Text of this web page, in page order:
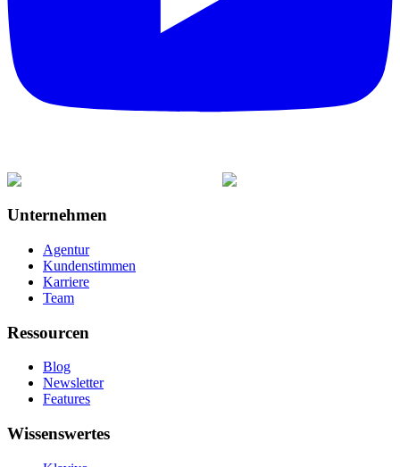
Unternehmen
Agentur
Kundenstimmen
Karriere
Team
Ressourcen
Blog
Newsletter
Features
Wissenswertes